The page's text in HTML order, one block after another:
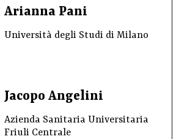
Arianna Pani
Università degli Studi di Milano
Jacopo Angelini
Azienda Sanitaria Universitaria
Friuli Centrale